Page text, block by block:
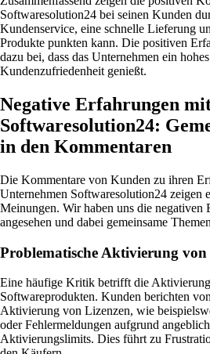
Softwaresolution24 bei seinen Kunden
Kundenservice, eine schnelle Lieferung
Produkte punkten kann. Die positiven
dazu bei, dass das Unternehmen ein
Kundenzufriedenheit genießt.
Negative Erfahrungen
Softwaresolution24:
in den Kommentaren
Die Kommentare von Kunden zu ihren
Unternehmen Softwaresolution24 zeigen
Meinungen. Wir haben uns die negativen
angesehen und dabei gemeinsame
Problematische Aktivierung
Eine häufige Kritik betrifft die
Softwareprodukten. Kunden berichten
Aktivierung von Lizenzen, wie
oder Fehlermeldungen aufgrund
Aktivierungslimits. Dies führt zu